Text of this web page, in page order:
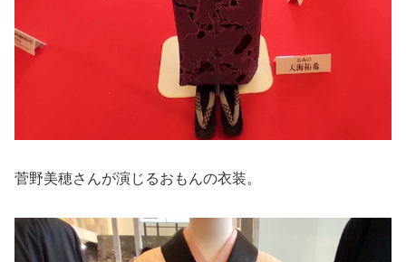
菅野美穂さんが演じるおもんの衣装。